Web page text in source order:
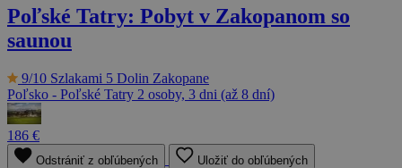
Poľské Tatry: Pobyt v Zakopanom so
saunou
9/10 Szlakami 5 Dolin Zakopane
Poľsko - Poľské Tatry 2 osoby, 3 dni (až 8 dní)
186 €
Odstrániť z obľúbených Uložiť do obľúbených